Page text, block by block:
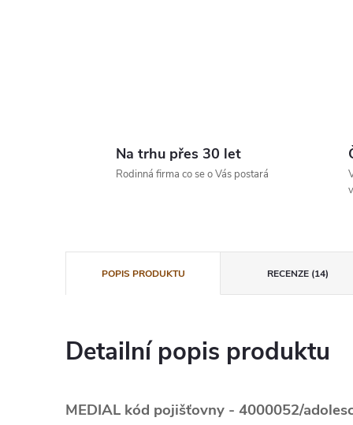
Na trhu přes 30 let
Rodinná firma co se o Vás postará
POPIS PRODUKTU RECENZE (14)
Detailní popis produktu
MEDIAL kód pojišťovny - 4000052/